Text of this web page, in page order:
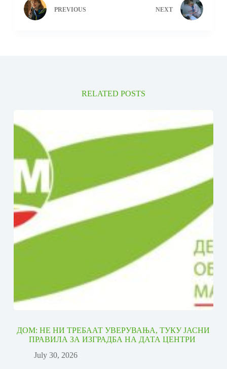
PREVIOUS NEXT
RELATED POSTS
ДОМ: НЕ НИ ТРЕБААТ УВЕРУВАЊА, ТУКУ ЈАСНИ
ПРАВИЛА ЗА ИЗГРАДБА НА ДАТА ЦЕНТРИ
July 30, 2026